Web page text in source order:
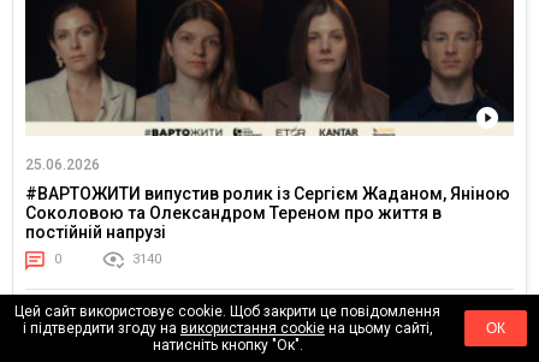
25.06.2026
#ВАРТОЖИТИ випустив ролик із Сергієм Жаданом, Яніною
Соколовою та Олександром Тереном про життя в
постійній напрузі
0 3140
Цей сайт використовує cookie. Щоб закрити це повідомлення
і підтвердити згоду на використання cookieна цьому сайті,
натисніть кнопку "Ок".
ОК